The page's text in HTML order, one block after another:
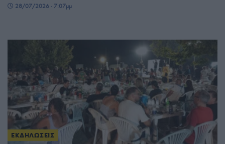
28/07/2026 - 7:07μμ
ΕΚΔΗΛΩΣΕΙΣ